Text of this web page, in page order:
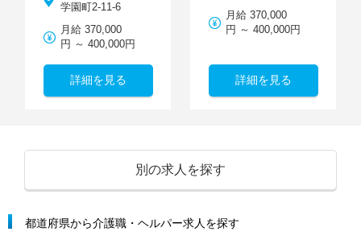
学園町2-11-6
月給 370,000
円 ～ 400,000円
詳細を見る
月給 370,000
円 ～ 400,000円
詳細を見る
別の求人を探す
都道府県から介護職・ヘルパー求人を探す